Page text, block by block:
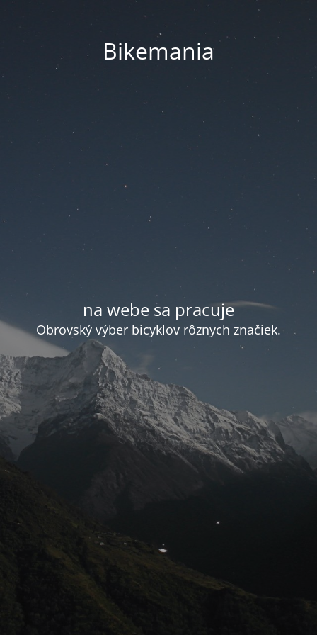
Bikemania
na webe sa pracuje
Obrovský výber bicyklov rôznych značiek.